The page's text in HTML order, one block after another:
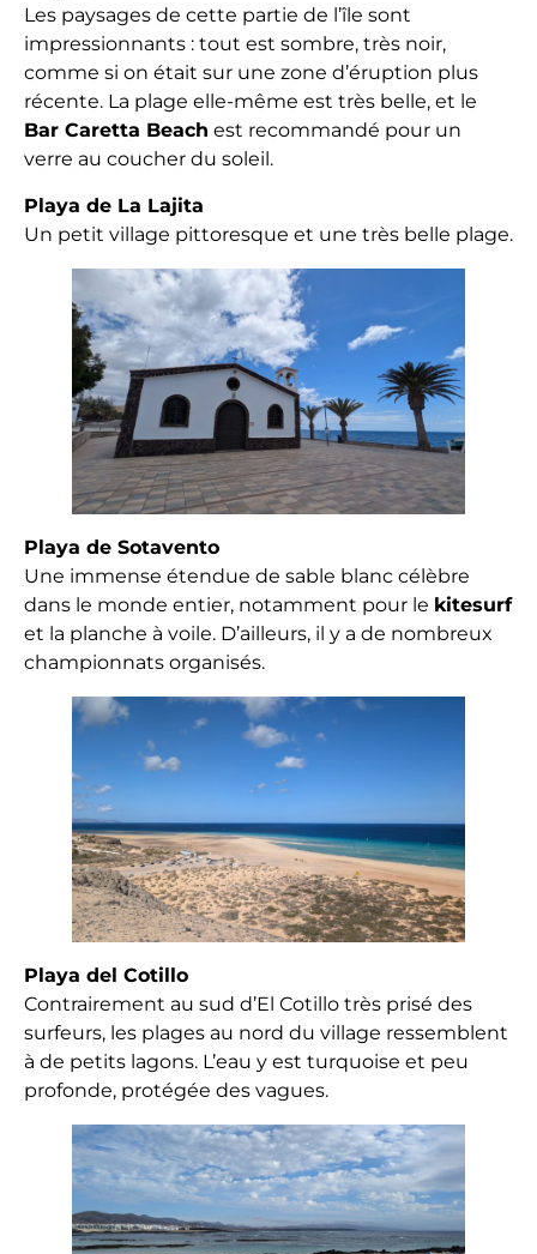
Les paysages de cette partie de l’île sont
impressionnants : tout est sombre, très noir,
comme si on était sur une zone d’éruption plus
récente. La plage elle-même est très belle, et le
Bar Caretta Beach est recommandé pour un
verre au coucher du soleil.
Playa de La Lajita
Un petit village pittoresque et une très belle plage.
Playa de Sotavento
Une immense étendue de sable blanc célèbre
dans le monde entier, notamment pour le kitesurf
et la planche à voile. D’ailleurs, il y a de nombreux
championnats organisés.
Playa del Cotillo
Contrairement au sud d’El Cotillo très prisé des
surfeurs, les plages au nord du village ressemblent
à de petits lagons. L’eau y est turquoise et peu
profonde, protégée des vagues.